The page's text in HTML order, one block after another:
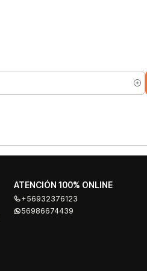
ATENCIÓN 100% ONLINE
+56932376123
56986674439